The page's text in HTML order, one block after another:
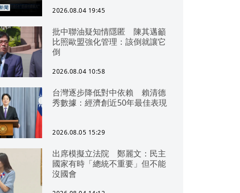
2026.08.04 19:45
批中聯油疑知情隱匿 陳其邁籲
比照歐盟強化管理：該倒就讓它
倒
2026.08.04 10:58
台灣逐步降低對中依賴 賴清德
秀數據：經濟創近50年最佳表現
2026.08.05 15:29
出席模擬立法院 鄭麗文：民主
國家有時「總統不重要」但不能
沒國會